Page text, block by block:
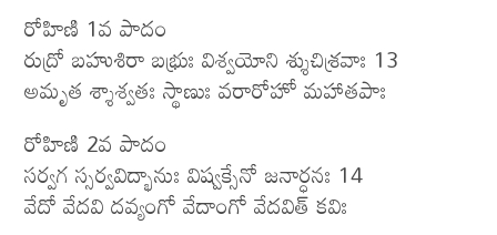
రోహిణి 1వ పాదం
రుద్రో బహుశిరా బభ్రుః విశ్వయోని శ్శుచిశ్రవాః 13
అమృత శ్శాశ్వతః స్థాణుః వరారోహో మహాతపాః
రోహిణి 2వ పాదం
సర్వగ స్సర్వవిద్భానుః విష్వక్సేనో జనార్ధనః 14
వేదో వేదవి దవ్యంగో వేదాంగో వేదవిత్ కవిః